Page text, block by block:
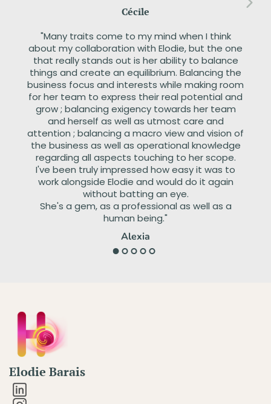
Cécile
"Many traits come to my mind when I think
about my collaboration with Elodie, but the one
that really stands out is her ability to balance
things and create an equilibrium. Balancing the
business focus and interests while making room
for her team to express their real potential and
grow ; balancing exigency towards her team
and herself as well as utmost care and
attention ; balancing a macro view and vision of
the business as well as operational knowledge
regarding all aspects touching to her scope.
I've been truly impressed how easy it was to
work alongside Elodie and would do it again
without batting an eye.
She's a gem, as a professional as well as a
human being."
Alexia
Elodie Barais